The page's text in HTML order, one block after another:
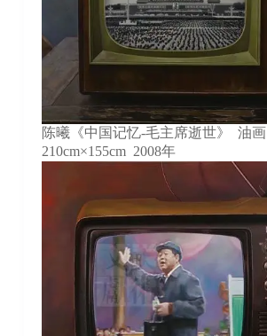
陈曦《中国记忆-毛主席逝世》 油画
210cm×155cm 2008年